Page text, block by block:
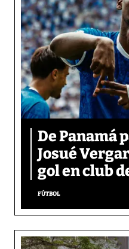
De Panamá
Josué
gol en club
FÚTBOL